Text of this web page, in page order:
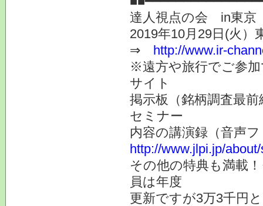
達人視点の会 in東
2019年10月29日(火
⇒ http://www.ir-
※遠方や旅行でご参
サイト
掲示板（銘柄調査最
セミナー
内容の講演録（音声
http://www.jlpi.jp/
その他の特典も満載
員は年度
更新ですが3万3千円